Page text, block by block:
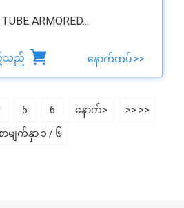
ARMORED...
သည် နောက်ထပ် >>
5 6 နောက်> >> >>
ာမျက်နှာ ၁ / ၆